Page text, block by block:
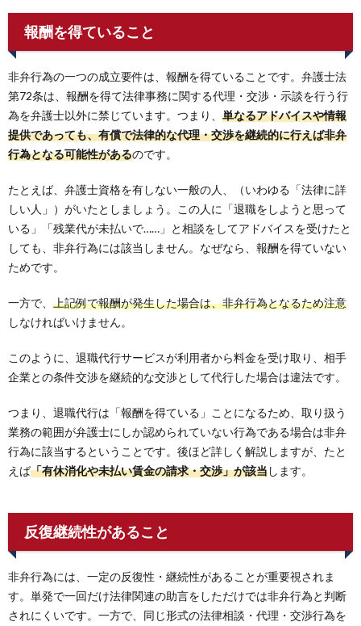
報酬を得ていること
非弁行為の一つの成立要件は、報酬を得ていることです。弁護士法
第72条は、報酬を得て法律事務に関する代理・交渉・示談を行う行
為を弁護士以外に禁じています。つまり、 単なるアドバイスや情報
提供であっても、有償で法律的な代理・交渉を継続的に行えば非弁
行為となる可能性があるのです。
たとえば、弁護士資格を有しない一般の人、（いわゆる「法律に詳
しい人」）がいたとしましょう。この人に「退職をしようと思って
いる」「残業代が未払いで……」と相談をしてアドバイスを受けたと
しても、非弁行為には該当しません。なぜなら、報酬を得ていない
ためです。
一方で、 上記例で報酬が発生した場合は、非弁行為となるため注意
しなければいけません。
このように、退職代行サービスが利用者から料金を受け取り、相手
企業との条件交渉を継続的な交渉として代行した場合は違法です。
つまり、退職代行は「報酬を得ている」ことになるため、取り扱う
業務の範囲が弁護士にしか認められていない行為である場合は非弁
行為に該当するということです。後ほど詳しく解説しますが、たと
えば「有休消化や未払い賃金の請求・交渉」が該当します。
反復継続性があること
非弁行為には、一定の反復性・継続性があることが重要視されま
す。単発で一回だけ法律関連の助言をしただけでは非弁行為と判断
されにくいです。一方で、同じ形式の法律相談・代理・交渉行為を